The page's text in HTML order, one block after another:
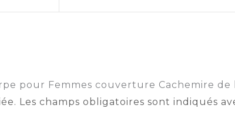
pour Femmes couverture Cachemire de
Les champs obligatoires sont indiqués